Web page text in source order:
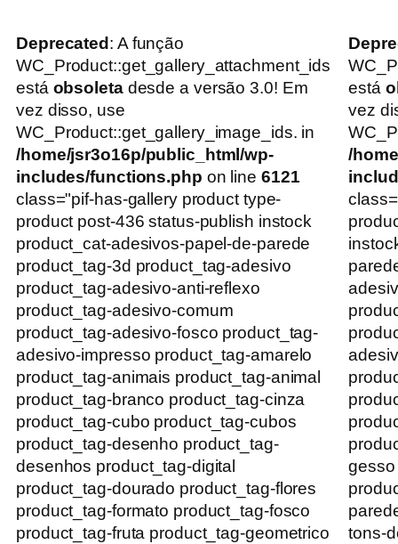
Deprecated : A função
WC_Product::get_gallery_attachment_ids
está obsoletadesde a versão 3.0! Em
vez disso, use
WC_Product::get_gallery_image_ids. in
/home/jsr3o16p/public_html/wp-
includes/functions.php on line 6121
class="pif-has-gallery product type-
product post-436 status-publish instock
product_cat-adesivos-papel-de-parede
product_tag-3d product_tag-adesivo
product_tag-adesivo-anti-reflexo
product_tag-adesivo-comum
product_tag-adesivo-fosco product_tag-
adesivo-impresso product_tag-amarelo
product_tag-animais product_tag-animal
product_tag-branco product_tag-cinza
product_tag-cubo product_tag-cubos
product_tag-desenho product_tag-
desenhos product_tag-digital
product_tag-dourado product_tag-flores
product_tag-formato product_tag-fosco
product_tag-fruta product_tag-geometrico
está
vez
/
tons-